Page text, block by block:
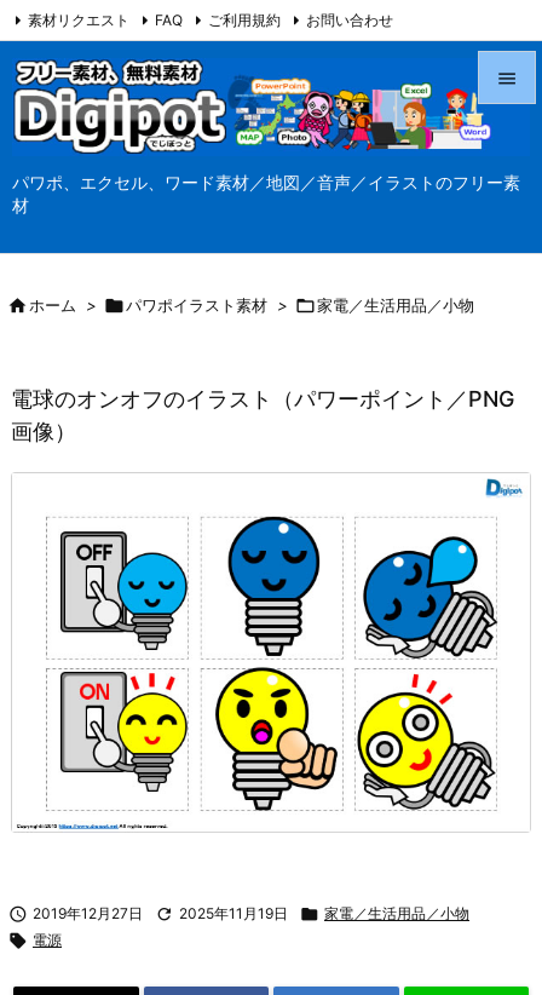
パワポ、エクセル、ワード素材／地図／音声／イラストのフリー素
材



検索
素材リクエスト FAQ ご利用規約 お問い合わせ
当サイト（Digipot.net）について
ホーム > パワポイラスト素材 > 家電／生活用品／小物
電球のオンオフのイラスト（パワーポイント／PNG
画像）
 2019年12月27日  2025年11月19日  家電／生活用品／小物
 電源